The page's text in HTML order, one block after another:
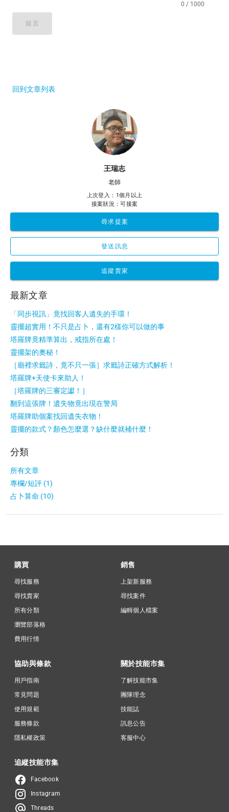
0 / 1000
留言
回到文章列表
王瑞志
老師
上次登入：1個月以上
接案狀況：可接案
尋求提案
發送訊息
追蹤賣家
最新文章
「同步視訊」竟找回客人遺失的手環！
靈擺超實用！不只是占卜，還有2樣你可以做的事
塔羅牌竟精準算出，戒指所在處！
靈擺架的奧秘！
［廟裡求籤詩，竟不只一張］求籤詩正確方式解析！
塔羅牌+天使卡來助人！
［塔羅牌的三審定讞！］
翻到這張牌！遺失物竟出現在警局
塔羅牌助個案找回遺失衣物！
靈擺的款式？顏色怎麼選？缺什麼就補什麼！
分類
所有文章
專欄/短評 (1)
占卜算命 (10)
購買
尋找服務
尋找賣家
所有分類
瀏覽部落格
費用行情
銷售
上架新服務
尋找案件
編輯個人檔案
協助與條款
用戶指南
常見問題
使用規範
服務條款
隱私權政策
關於技能市集
了解技能市集
團隊理念
技能誌
訊息公告
客服中心
追縱技能市集
Facebook
Instagram
Threads